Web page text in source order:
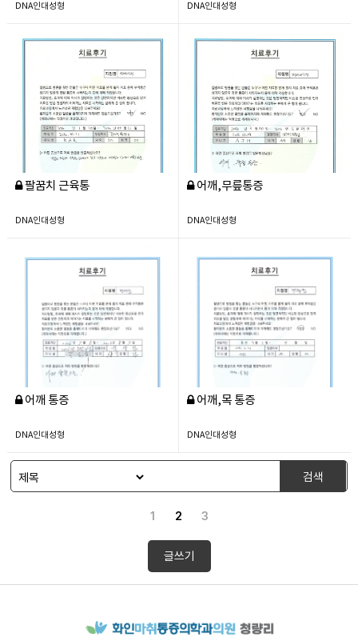
DNA인대성형 DNA인대성형
팔꿈치 근육통
DNA인대성형
어깨,무릎통증
DNA인대성형
어깨 통증
DNA인대성형
어깨,목 통증
DNA인대성형
검색
1 2 3
글쓰기